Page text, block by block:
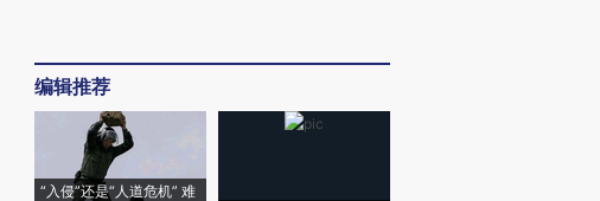
编辑推荐
“入侵”还是“人道危机” 难